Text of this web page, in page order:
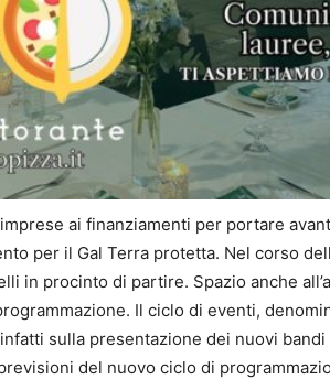
ai finanziamenti per portare
per il Gal Terra protetta. Nel corso
in procinto di partire. Spazio anche
Il ciclo di eventi,
sulla presentazione dei nuovi
del nuovo ciclo di